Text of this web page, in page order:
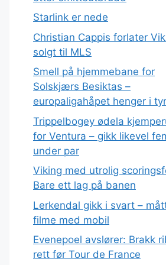
Starlink er nede
Christian Cappis forlater
solgt til MLS
Smell på hjemmebane for
Solskjærs Besiktas –
europaligahåpet henger i
Trippelbogey ødela
for Ventura – gikk likevel
under par
Viking med utrolig
Bare ett lag på banen
Lerkendal gikk i svart –
filme med mobil
Evenepoel avslører: Brakk
rett før Tour de France